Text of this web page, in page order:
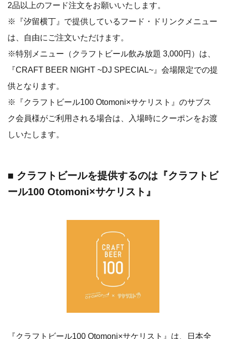
2品以上のフード注文をお願いいたします。
※『汐留横丁』で提供しているフード・ドリンクメニュー
は、自由にご注文いただけます。
※特別メニュー（クラフトビール飲み放題 3,000円）は、
『CRAFT BEER NIGHT ~DJ SPECIAL~』会場限定での提
供となります。
※『クラフトビール100 Otomoni×サケリスト』のサブス
ク会員様がご利用される場合は、入場時にクーポンをお渡
しいたします。
■ クラフトビールを提供するのは『クラフトビ
ール100 Otomoni×サケリスト』
『クラフトビール100 Otomoni×サケリスト』は、日本全